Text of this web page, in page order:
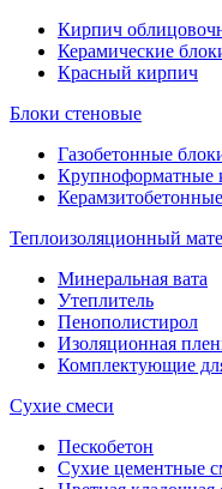
Кирпич
Керамические
Красный кирпич
Блоки стеновые
Газобетонные
Крупноформатные
Теплоизоляционный
Минеральная вата
Утеплитель
Пенополистирол
Изоляционная
Комплектующие
Сухие смеси
Пескобетон
Сухие цементные